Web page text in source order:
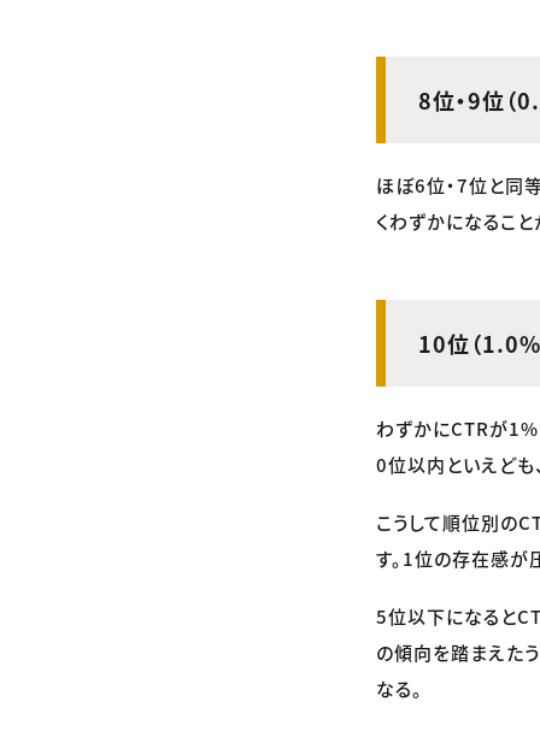
8位・9位（
ほぼ6位・7位と同
くわずかになること
10位（1.0%
わずかにCTRが1%
0位以内といえども
こうして順位別の
す。1位の存在感が
5位以下になると
の傾向を踏まえた
なる。